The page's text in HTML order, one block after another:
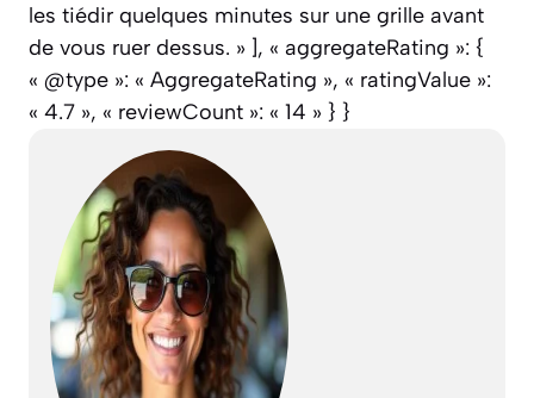
les tiédir quelques minutes sur une grille avant
de vous ruer dessus. » ], « aggregateRating »: {
« @type »: « AggregateRating », « ratingValue »:
« 4.7 », « reviewCount »: « 14 » } }